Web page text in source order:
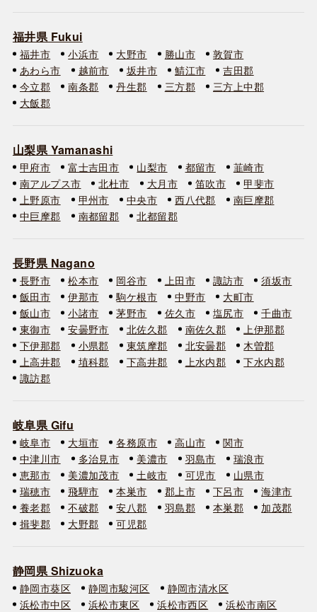
福井県 Fukui
福井市 小浜市 大野市 勝山市
敦賀市
あわら市
越前市 坂井市 鯖江市
吉田郡
今立郡
南条郡 丹生郡 三方郡
三方上中郡
大飯郡
山梨県 Yamanashi
甲府市 富士吉田市 山梨市 都留市
韮崎市
南アルプス市
北杜市 大月市 笛吹市
甲斐市
上野原市
甲州市 中央市 西八代郡
南巨摩郡
中巨摩郡
南都留郡 北都留郡
長野県 Nagano
長野市 松本市 岡谷市 上田市 諏訪市
須坂市
飯田市
伊那市 駒ケ根市 中野市
大町市
飯山市
小諸市 茅野市 佐久市 塩尻市
千曲市
東御市
安曇野市 北佐久郡 南佐久郡
上伊那郡
下伊那郡
小県郡 東筑摩郡 北安曇郡
木曽郡
上高井郡
埴科郡 下高井郡 上水内郡
下水内郡
諏訪郡
岐阜県 Gifu
岐阜市 大垣市 各務原市 高山市
関市
中津川市
多治見市 美濃市 羽島市
瑞浪市
恵那市
美濃加茂市 土岐市 可児市
山県市
瑞穂市
飛騨市 本巣市 郡上市 下呂市
海津市
養老郡
不破郡 安八郡 羽島郡 本巣郡
加茂郡
揖斐郡
大野郡 可児郡
静岡県 Shizuoka
静岡市葵区 静岡市駿河区
静岡市清水区
浜松市中区
浜松市東区 浜松市西区
浜松市南区